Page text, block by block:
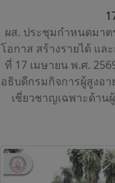
ผส. ประชุมกำหนดมาต
โอกาส สร้างรายได้ แ
ที่ 17 เมษายน พ.ศ.
อธิบดีกรมกิจการผู้สูงอ
เชี่ยวชาญเฉพาะด้าน